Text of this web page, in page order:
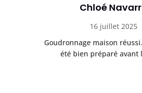
Chloé
16 juillet 2025
Goudronnage maison
été bien préparé avant